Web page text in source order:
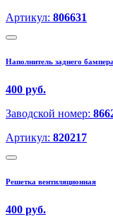
Артикул: 806631
Наполнитель заднего бампера
400 руб.
Заводской номер:
Артикул: 820217
Решетка вентиляционная
400 руб.